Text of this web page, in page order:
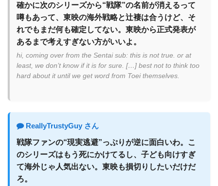
確かに次のシリーズから“戦隊”の名前が消えるって
噂もあって、東映の海外戦略と辻褄は合うけど、そ
れでもまだ何も確定してない。東映から正式発表が
あるまで考えすぎない方がいいよ。
hi, coming over from the Sentai sub: this is not true. or at
least, we don’t know if it is for sure. […] best not to think too
hard about it until we get word from Toei themselves.
ReallyTrustyGuy さん
戦隊ファンの“現実逃避”っぷりが逆に面白いわ。こ
のシリーズはもう死にかけてるし、子ども向けすぎ
て海外じゃ人気出ない。東映も損切りしたいだけだ
ろ。